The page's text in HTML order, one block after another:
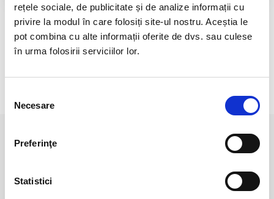
rețele sociale, de publicitate și de analize informații cu
privire la modul în care folosiți site-ul nostru. Aceștia le
pot combina cu alte informații oferite de dvs. sau culese
în urma folosirii serviciilor lor.
consimțământului
Necesare
Preferinţe
Statistici
Provenienta : Madagascar
PRODUSE ASEMANATOARE